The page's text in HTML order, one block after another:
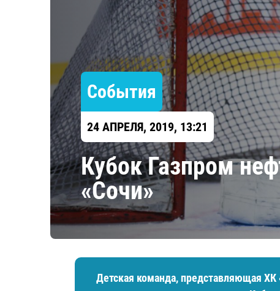
Локомотив
Северсталь
ЦСКА
Шанхайские Драконы
События
24 АПРЕЛЯ, 2019, 13:21
Кубок Газпром
«Сочи»
Детская команда, представляющая